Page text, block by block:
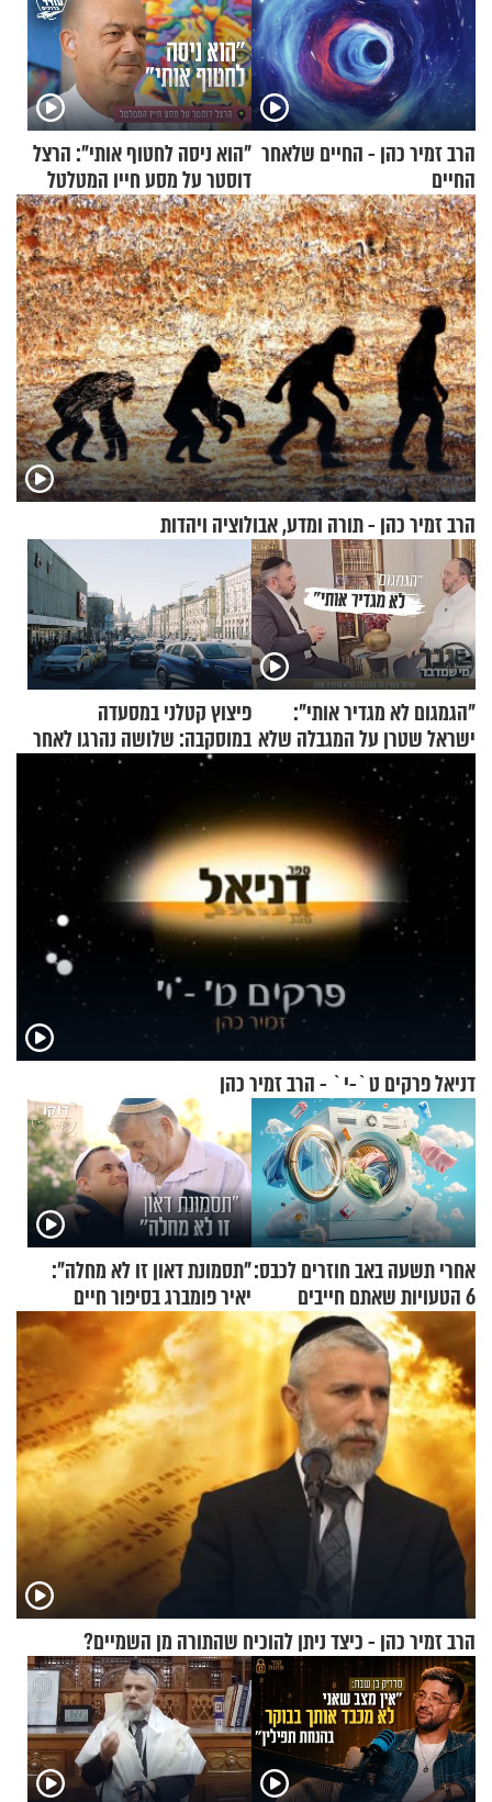
הרב זמיר כהן - החיים שלאחר
החיים
"הוא ניסה לחטוף אותי": הרצל
דוסטר על מסע חייו המטלטל
הרב זמיר כהן - תורה ומדע, אבולוציה ויהדות
"הגמגום לא מגדיר אותי":
ישראל שטרן על המגבלה שלא
עוצרת אותו
פיצוץ קטלני במסעדה
במוסקבה: שלושה נהרגו לאחר
שמטען שנשאה אישה התפוצץ
דניאל פרקים ט`-י` - הרב זמיר כהן
אחרי תשעה באב חוזרים לכבס:
6 הטעויות שאתם חייבים
להפסיק לעשות
"תסמונת דאון זו לא מחלה":
יאיר פומברג בסיפור חיים
מעורר השראה
הרב זמיר כהן - כיצד ניתן להוכיח שהתורה מן השמיים?